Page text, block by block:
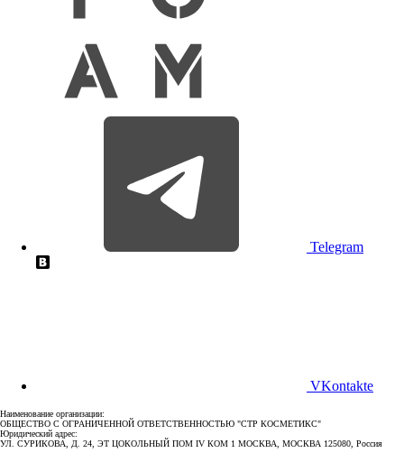
Telegram
VKontakte
Наименование организации:
ОБЩЕСТВО С ОГРАНИЧЕННОЙ ОТВЕТСТВЕННОСТЬЮ "СТР КОСМЕТИКС"
Юридический адрес:
УЛ. СУРИКОВА, Д. 24, ЭТ ЦОКОЛЬНЫЙ ПОМ IV КОМ 1 МОСКВА, МОСКВА 125080, Россия